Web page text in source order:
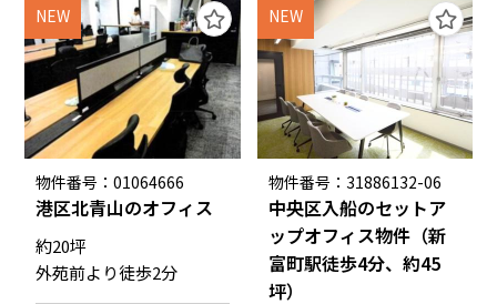
NEW
物件番号：01064666
港区北青山のオフィス
約20坪
外苑前より徒歩2分
NEW
物件番号：31886132-06
中央区入船のセットア
ップオフィス物件（新
富町駅徒歩4分、約45
坪）